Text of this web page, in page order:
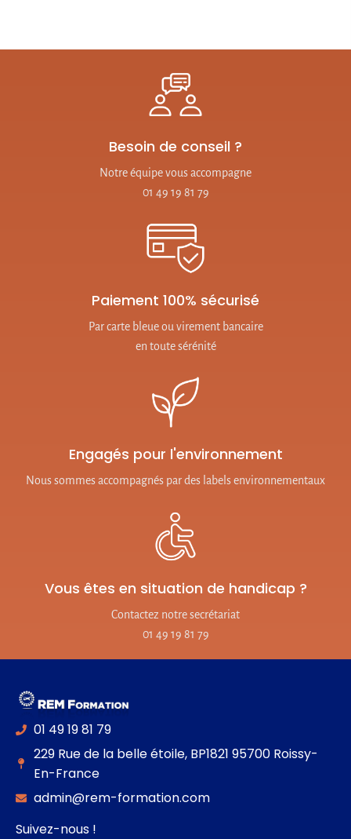
Besoin de conseil ?
Notre équipe vous accompagne
01 49 19 81 79
Paiement 100% sécurisé
Par carte bleue ou virement bancaire
en toute sérénité
Engagés pour l'environnement
Nous sommes accompagnés par des labels environnementaux
Vous êtes en situation de handicap ?
Contactez notre secrétariat
01 49 19 81 79
01 49 19 81 79
229 Rue de la belle étoile, BP1821 95700 Roissy-
En-France
admin@rem-formation.com
Suivez-nous !